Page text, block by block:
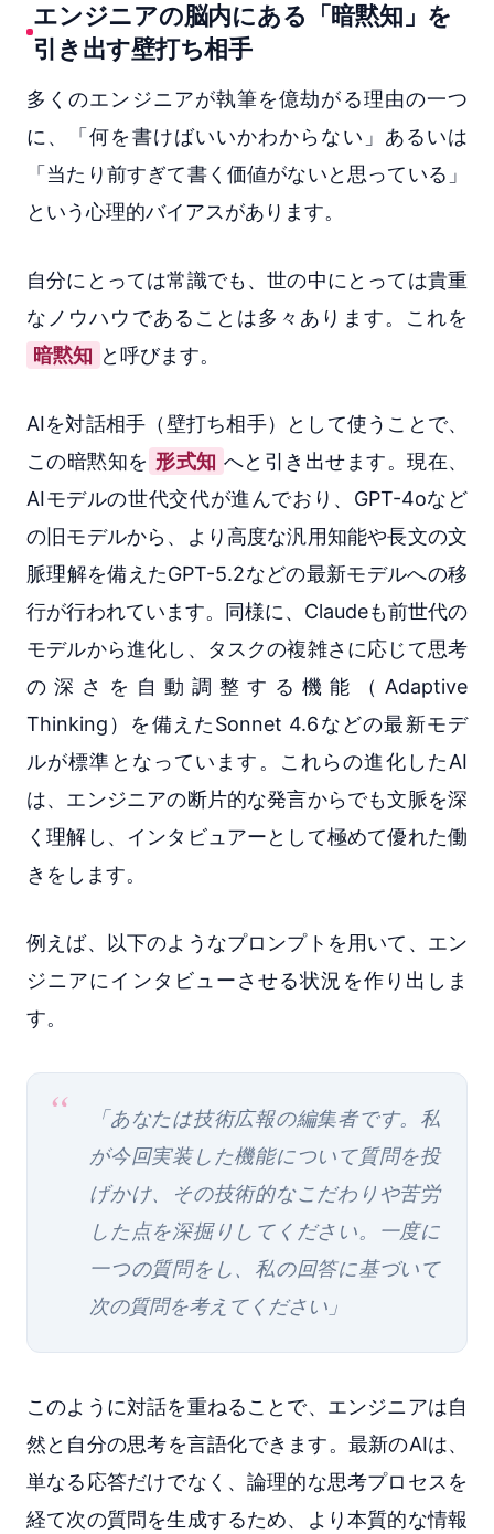
エンジニアの脳内にある「暗黙知」を
引き出す壁打ち相手
多くのエンジニアが執筆を億劫がる理由の一つ
に、「何を書けばいいかわからない」あるいは
「当たり前すぎて書く価値がないと思っている」
という心理的バイアスがあります。
自分にとっては常識でも、世の中にとっては貴重
なノウハウであることは多々あります。これを
暗黙知 と呼びます。
AIを対話相手（壁打ち相手）として使うことで、
この暗黙知を 形式知 へと引き出せます。現在、
AIモデルの世代交代が進んでおり、GPT-4oなど
の旧モデルから、より高度な汎用知能や長文の文
脈理解を備えたGPT-5.2などの最新モデルへの移
行が行われています。同様に、Claudeも前世代の
モデルから進化し、タスクの複雑さに応じて思考
の深さを自動調整する機能（Adaptive
Thinking）を備えたSonnet 4.6などの最新モデ
ルが標準となっています。これらの進化したAI
は、エンジニアの断片的な発言からでも文脈を深
く理解し、インタビュアーとして極めて優れた働
きをします。
例えば、以下のようなプロンプトを用いて、エン
ジニアにインタビューさせる状況を作り出しま
す。
「あなたは技術広報の編集者です。私
が今回実装した機能について質問を投
げかけ、その技術的なこだわりや苦労
した点を深掘りしてください。一度に
一つの質問をし、私の回答に基づいて
次の質問を考えてください」
このように対話を重ねることで、エンジニアは自
然と自分の思考を言語化できます。最新のAIは、
単なる応答だけでなく、論理的な思考プロセスを
経て次の質問を生成するため、より本質的な情報